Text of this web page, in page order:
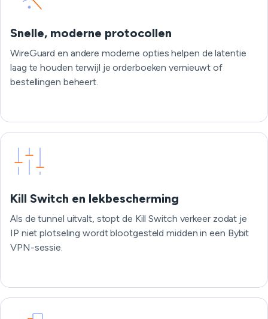
Snelle, moderne protocollen
WireGuard en andere moderne opties helpen de latentie
laag te houden terwijl je orderboeken vernieuwt of
bestellingen beheert.
Kill Switch en lekbescherming
Als de tunnel uitvalt, stopt de Kill Switch verkeer zodat je
IP niet plotseling wordt blootgesteld midden in een Bybit
VPN-sessie.